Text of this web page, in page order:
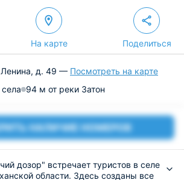
На карте Поделиться
Ленина, д. 49 — Посмотреть на карте
94 м от реки Затон
НАЛИЧИЕ НОМЕРОВ
дозор" встречает туристов в селе
области. Здесь созданы все